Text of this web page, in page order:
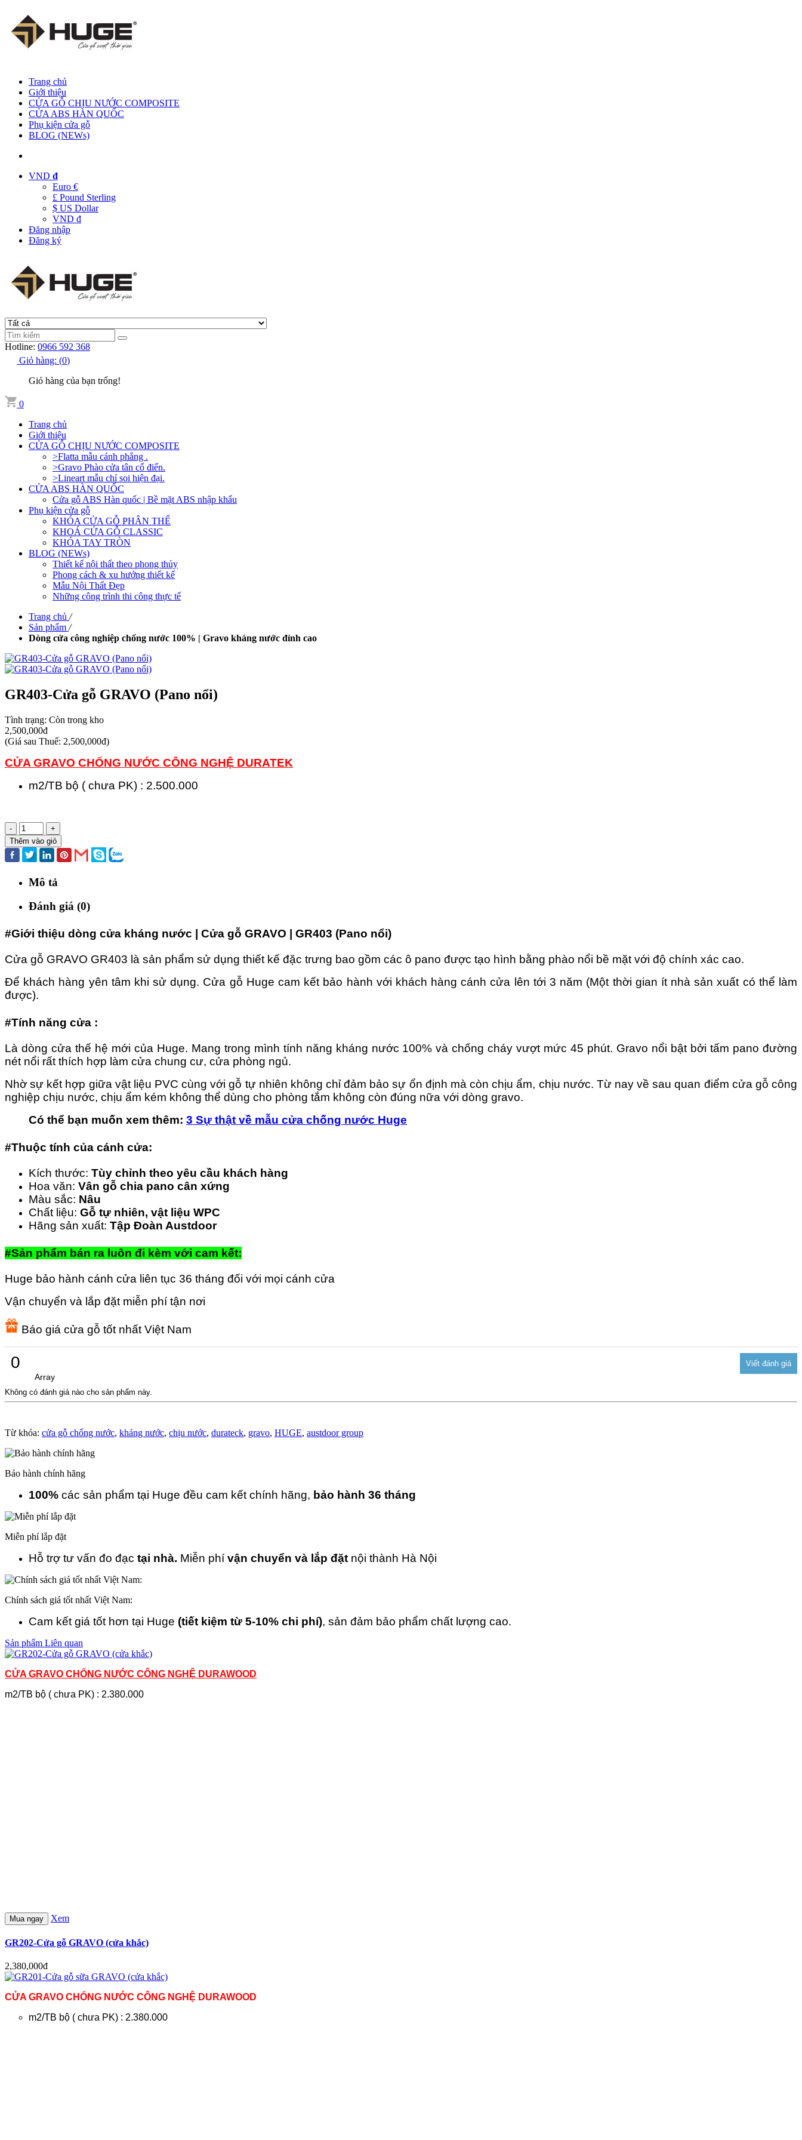
Trang chủ
Giới thiệu
CỬA GỖ CHỊU NƯỚC COMPOSITE
CỬA ABS HÀN QUỐC
Phụ kiện cửa gỗ
BLOG (NEWs)
VND đ
Euro €
£ Pound Sterling
$ US Dollar
VND đ
Đăng nhập
Đăng ký
Hotline: 0966 592 368
Giỏ hàng: (0)
Giỏ hàng của bạn trống!
0
Trang chủ
Giới thiệu
CỬA GỖ CHỊU NƯỚC COMPOSITE
>Flatta mẫu cánh phẳng .
>Gravo Phào cửa tân cổ điển.
>Lineart mẫu chỉ soi hiện đại.
CỬA ABS HÀN QUỐC
Cửa gỗ ABS Hàn quốc | Bề mặt ABS nhập khẩu
Phụ kiện cửa gỗ
KHÓA CỬA GỖ PHÂN THỂ
KHOÁ CỬA GỖ CLASSIC
KHÓA TAY TRÒN
BLOG (NEWs)
Thiết kế nội thất theo phong thủy
Phong cách & xu hướng thiết kế
Mẫu Nội Thất Đẹp
Những công trình thi công thực tế
Trang chủ /
Sản phẩm /
Dòng cửa công nghiệp chống nước 100% | Gravo kháng nước đỉnh cao
GR403-Cửa gỗ GRAVO (Pano nổi)
Tình trạng: Còn trong kho
2,500,000đ
(Giá sau Thuế: 2,500,000đ)
CỬA GRAVO CHỐNG NƯỚC CÔNG NGHỆ DURATEK
m2/TB bộ ( chưa PK) : 2.500.000
-
+
Thêm vào giỏ
Mô tả
Đánh giá (0)
#Giới thiệu dòng cửa kháng nước | Cửa gỗ GRAVO | GR403 (Pano nổi)
Cửa gỗ GRAVO GR403 là sản phẩm sử dụng thiết kế đặc trưng bao gồm các ô pano được tạo hình bằng phào nổi bề mặt với độ chính xác cao.
Để khách hàng yên tâm khi sử dụng. Cửa gỗ Huge cam kết bảo hành với khách hàng cánh cửa lên tới 3 năm (Một thời gian ít nhà sản xuất có thể làm
được).
#Tính năng cửa :
Là dòng cửa thế hệ mới của Huge. Mang trong mình tính năng kháng nước 100% và chống cháy vượt mức 45 phút. Gravo nổi bật bởi tấm pano đường
nét nổi rất thích hợp làm cửa chung cư, cửa phòng ngủ.
Nhờ sự kết hợp giữa vật liệu PVC cùng với gỗ tự nhiên không chỉ đảm bảo sự ổn định mà còn chịu ẩm, chịu nước. Từ nay về sau quan điểm cửa gỗ công
nghiệp chịu nước, chịu ẩm kém không thể dùng cho phòng tắm không còn đúng nữa với dòng gravo.
Có thể bạn muốn xem thêm: 3 Sự thật về mẫu cửa chống nước Huge
#Thuộc tính của cánh cửa:
Kích thước: Tùy chỉnh theo yêu cầu khách hàng
Hoa văn: Vân gỗ chia pano cân xứng
Màu sắc: Nâu
Chất liệu: Gỗ tự nhiên, vật liệu WPC
Hãng sản xuất: Tập Đoàn Austdoor
#Sản phẩm bán ra luôn đi kèm với cam kết:
Huge bảo hành cánh cửa liên tục 36 tháng đối với mọi cánh cửa
Vận chuyển và lắp đặt miễn phí tận nơi
Báo giá cửa gỗ tốt nhất Việt Nam
0
Array
Không có đánh giá nào cho sản phẩm này.
Từ khóa: cửa gỗ chống nước, kháng nước, chịu nước, durateck, gravo, HUGE, austdoor group
Bảo hành chính hãng
100% các sản phẩm tại Huge đều cam kết chính hãng, bảo hành 36 tháng
Miễn phí lắp đặt
Hỗ trợ tư vấn đo đạc tại nhà. Miễn phí vận chuyển và lắp đặt nội thành Hà Nội
Chính sách giá tốt nhất Việt Nam:
Cam kết giá tốt hơn tại Huge (tiết kiệm từ 5-10% chi phí), sản đảm bảo phẩm chất lượng cao.
Sản phẩm Liên quan
CỬA GRAVO CHỐNG NƯỚC CÔNG NGHỆ DURAWOOD
m2/TB bộ ( chưa PK) : 2.380.000
Mua ngay Xem
GR202-Cửa gỗ GRAVO (cửa khắc)
2,380,000đ
CỬA GRAVO CHỐNG NƯỚC CÔNG NGHỆ DURAWOOD
m2/TB bộ ( chưa PK) : 2.380.000